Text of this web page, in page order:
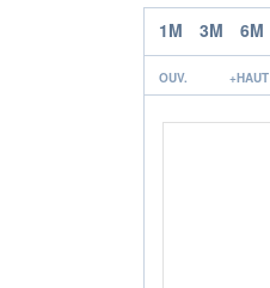
1M 3M 6M
OUV. +HAUT